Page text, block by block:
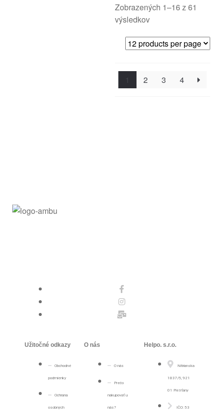
Zobrazených 1–16 z 61
výsledkov
1 2 3 4
Užitočné odkazy
Obchodné
podmienky
Ochrana
osobných
O nás
O nás
Prečo
nakupovať u
nás?
Helpo. s.r.o.
Nitrianska
1837/5, 921
01 Piešťany
IČO: 53